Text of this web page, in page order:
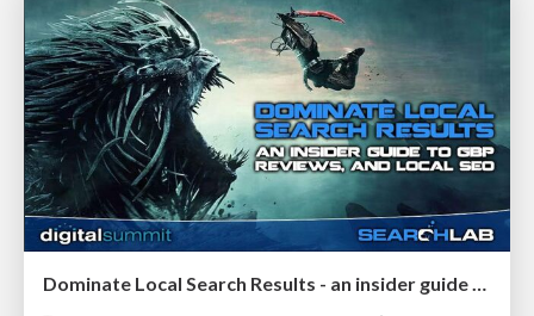
Dominate Local Search Results - an insider guide to GBP, reviews, and Local SEO